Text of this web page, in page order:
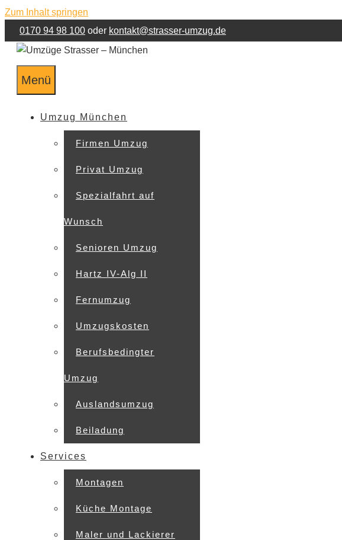
Zum Inhalt springen
0170 94 98 100 oder kontakt@strasser-umzug.de
Menü
Umzug München
Firmen Umzug
Privat Umzug
Spezialfahrt auf
Wunsch
Senioren Umzug
Hartz IV-Alg II
Fernumzug
Umzugskosten
Berufsbedingter
Umzug
Auslandsumzug
Beiladung
Services
Montagen
Küche Montage
Maler und Lackierer